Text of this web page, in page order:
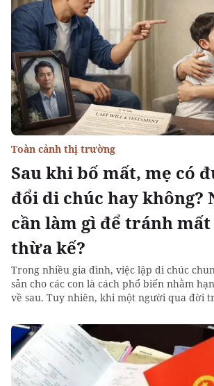
Sau khi bố mất, mẹ có
đổi di chúc hay không?
cần làm gì để tránh
thừa kế?
Toàn cảnh thị trường
Trong nhiều gia đình, việc lập di chúc
sản cho các con là cách phổ biến nhằm
về sau. Tuy nhiên, khi một người qua đời